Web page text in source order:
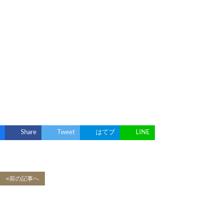
Share Tweet はてブ LINE
«前の記事へ